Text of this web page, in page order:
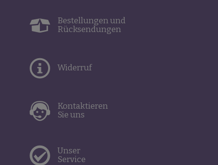
Bestellungen und
Rücksendungen
Widerruf
Kontaktieren
Sie uns
Unser
Service